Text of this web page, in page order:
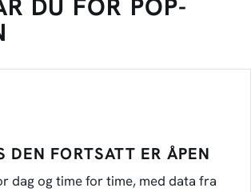
DU FOR POP-
DEN FORTSATT ER ÅPEN
dag og time for time, med data fra